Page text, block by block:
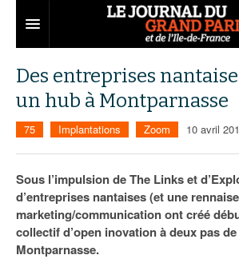
Territoires
Aménagement
Institutions
Services urbains
Entreprises
Emploi
Attractivité
75
77
Carnet
Nominations
Les Assises du Grand Paris
Des entreprises
un hub à Montparnasse
75 Implantations Zoom 10 avril
Sous l’impulsion de The Links et
d’entreprises nantaises (et une
marketing/communication ont créé
collectif d’open inovation à deux pas
Montparnasse.